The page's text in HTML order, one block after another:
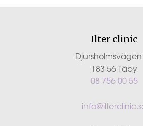
Ilter clinic
Djursholmsvägen
183 56 Täby
08 756 00 55